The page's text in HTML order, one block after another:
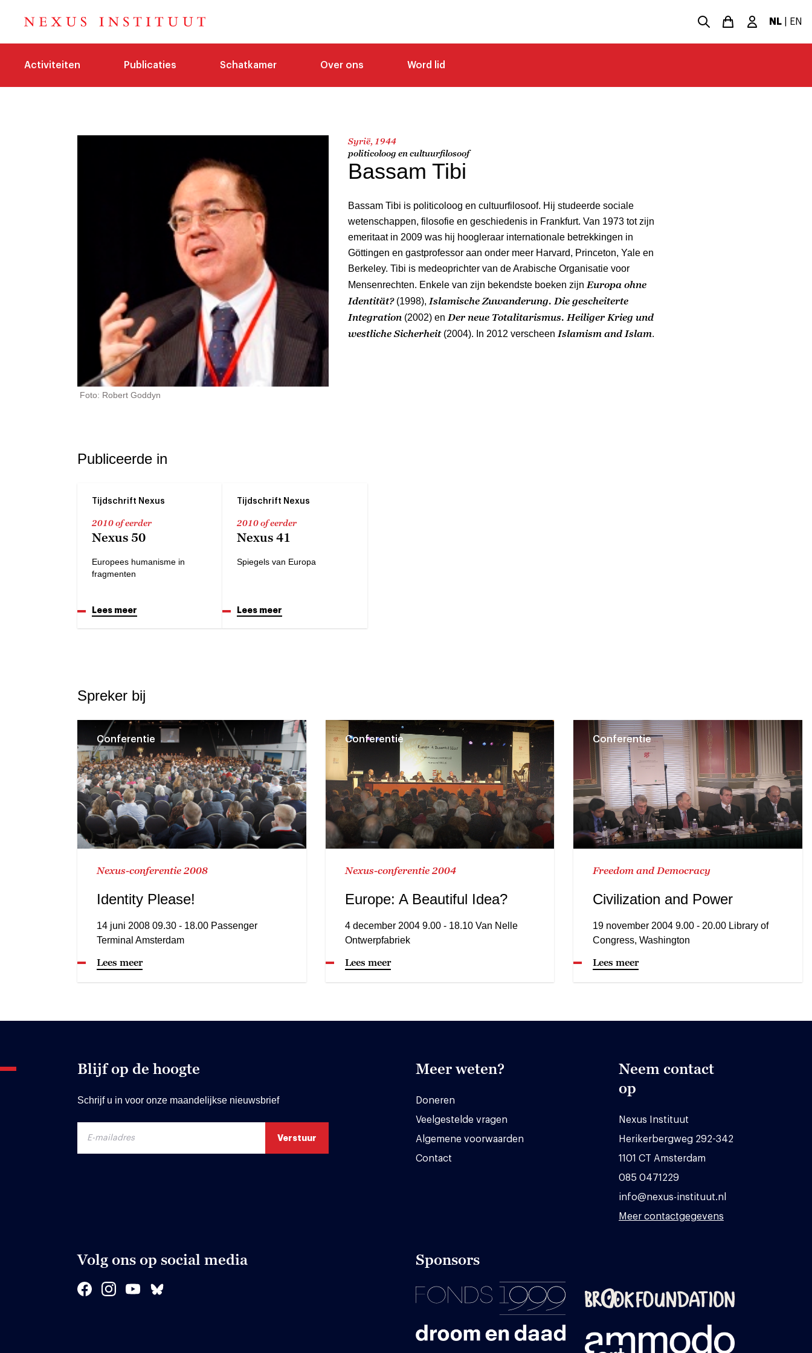
NL EN
Activiteiten Publicaties Schatkamer Over ons Word lid
Foto: Robert Goddyn
Syrië, 1944
politicoloog en cultuurfilosoof
Bassam Tibi
Bassam Tibi is politicoloog en cultuurfilosoof. Hij studeerde sociale
wetenschappen, filosofie en geschiedenis in Frankfurt. Van 1973 tot zijn
emeritaat in 2009 was hij hoogleraar internationale betrekkingen in
Göttingen en gastprofessor aan onder meer Harvard, Princeton, Yale en
Berkeley. Tibi is medeoprichter van de Arabische Organisatie voor
Mensenrechten. Enkele van zijn bekendste boeken zijn Europa ohne
Identität?(1998), Islamische Zuwanderung. Die gescheiterte
Integration (2002) en Der neue Totalitarismus. Heiliger Krieg und
westliche Sicherheit(2004). In 2012 verscheen Islamism and Islam.
Publiceerde in
Tijdschrift Nexus
2010 of eerder
Nexus 50
Europees humanisme in
fragmenten
Lees meer
Tijdschrift Nexus
2010 of eerder
Nexus 41
Spiegels van Europa
Lees meer
Spreker bij
Conferentie
Nexus-conferentie 2008
Identity Please!
14 juni 2008 09.30 - 18.00 Passenger
Terminal Amsterdam
Lees meer
Conferentie
Nexus-conferentie 2004
Europe: A Beautiful Idea?
4 december 2004 9.00 - 18.10 Van Nelle
Ontwerpfabriek
Lees meer
Conferentie
Freedom and Democracy
Civilization and Power
19 november 2004 9.00 - 20.00 Library of
Congress, Washington
Lees meer
Blijf op de hoogte
Schrijf u in voor onze maandelijkse nieuwsbrief
Meer weten?
Doneren
Veelgestelde vragen
Algemene voorwaarden
Contact
Neem contact
op
Nexus Instituut
Herikerbergweg 292-342
1101 CT Amsterdam
085 0471229
info@nexus-instituut.nl
Meer contactgegevens
Volg ons op social media Sponsors